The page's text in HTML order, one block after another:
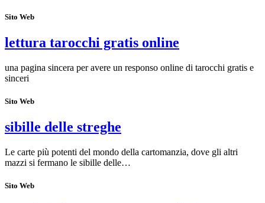
Sito Web
lettura tarocchi gratis online
una pagina sincera per avere un responso online di tarocchi gratis e
sinceri
Sito Web
sibille delle streghe
Le carte più potenti del mondo della cartomanzia, dove gli altri
mazzi si fermano le sibille delle…
Sito Web